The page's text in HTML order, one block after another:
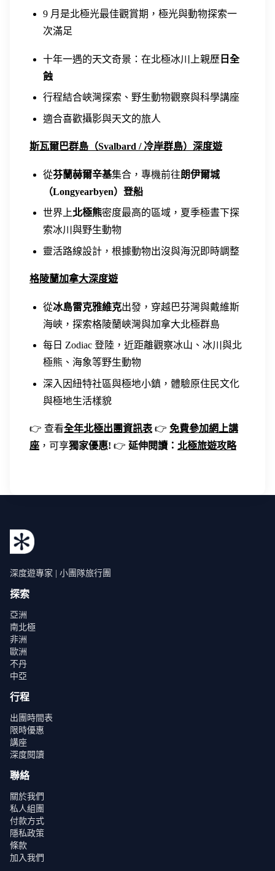
9 月是北極光最佳觀賞期，極光與動物探索一
次滿足
十年一遇的天文奇景：在北極冰川上親歷 日全
蝕
行程結合峽灣探索、野生動物觀察與科學講座
適合喜歡攝影與天文的旅人
斯瓦爾巴群島（Svalbard / 冷岸群島）深度遊
從芬蘭赫爾辛基集合，專機前往 朗伊爾城
（Longyearbyen）登船
世界上北極熊密度最高的區域，夏季極晝下探
索冰川與野生動物
靈活路線設計，根據動物出沒與海況即時調整
格陵蘭加拿大深度遊
從冰島雷克雅維克出發，穿越巴芬灣與戴維斯
海峽，探索格陵蘭峽灣與加拿大北極群島
每日 Zodiac 登陸，近距離觀察冰山、冰川與北
極熊、海象等野生動物
深入因紐特社區與極地小鎮，體驗原住民文化
與極地生活樣貌
👉 查看全年北極出團資訊表 👉 免費參加網上講
座 ，可享獨家優惠! 👉 延伸閱讀： 北極旅遊攻略
深度遊專家 | 小團隊旅行團
探索
亞洲
南北極
非洲
歐洲
不丹
中亞
行程
出團時間表
限時優惠
講座
深度閱讀
聯絡
關於我們
私人組團
付款方式
隱私政策
條款
加入我們